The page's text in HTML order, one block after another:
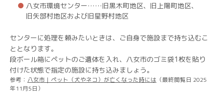
八女市環境センター……旧黒木町地区、旧上陽町地区、
旧矢部村地区および旧星野村地区
センターに処理を頼みたいときは、ご自身で施設まで持ち込むこ
ととなります。
段ボール箱にペットのご遺体を入れ、八女市のゴミ袋1枚を貼り
付けた状態で指定の施設に持ち込みましょう。
参考： 八女市｜ペット（犬やネコ）が亡くなった時には （最終閲覧日 2025
年11月5日）